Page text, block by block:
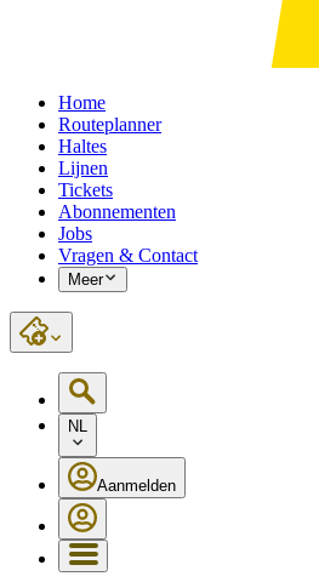
Home
Routeplanner
Haltes
Lijnen
Tickets
Abonnementen
Jobs
Vragen & Contact
Meer
NL
Aanmelden